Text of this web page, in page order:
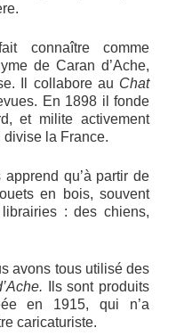
connaître comme
de Caran d’Ache,
Il collabore au Chat
En 1898 il fonde
et milite activement
la France.
qu’à partir de
en bois, souvent
: des chiens,
avons tous utilisé des
Ils sont produits
en 1915, qui n’a
caricaturiste.